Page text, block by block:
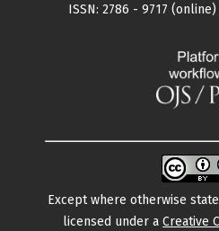
ISSN: 2786 - 9717
Except where otherwise
licensed under a Creative